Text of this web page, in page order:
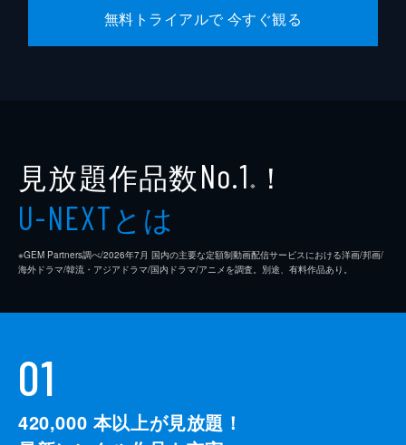
無料トライアルで 今すぐ観る
見放題作品数No.1 ※ ！
U-NEXTとは
※GEM Partners調べ/2026年7⽉ 国内の主要な定額制動画配信サービスにおける洋画/邦画/
海外ドラマ/韓流・アジアドラマ/国内ドラマ/アニメを調査。別途、有料作品あり。
01
420,000 本以上が見放題！